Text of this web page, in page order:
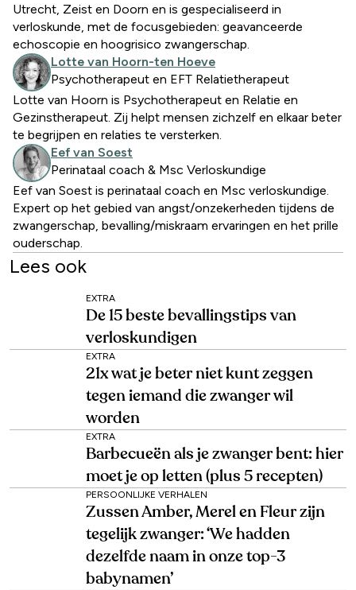
Utrecht, Zeist en Doorn en is gespecialiseerd in
verloskunde, met de focusgebieden: geavanceerde
echoscopie en hoogrisico zwangerschap.
Lotte van Hoorn-ten Hoeve
Psychotherapeut en EFT Relatietherapeut
Lotte van Hoorn is Psychotherapeut en Relatie en
Gezinstherapeut. Zij helpt mensen zichzelf en elkaar beter
te begrijpen en relaties te versterken.
Eef van Soest
Perinataal coach & Msc Verloskundige
Eef van Soest is perinataal coach en Msc verloskundige.
Expert op het gebied van angst/onzekerheden tijdens de
zwangerschap, bevalling/miskraam ervaringen en het prille
ouderschap.
Lees ook
EXTRA
De 15 beste bevallingstips van
verloskundigen
EXTRA
21x wat je beter niet kunt zeggen
tegen iemand die zwanger wil
worden
EXTRA
Barbecueën als je zwanger bent: hier
moet je op letten (plus 5 recepten)
PERSOONLIJKE VERHALEN
Zussen Amber, Merel en Fleur zijn
tegelijk zwanger: ‘We hadden
dezelfde naam in onze top-3
babynamen’